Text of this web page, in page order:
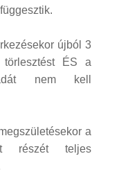
újból 3
ÉS a
nem kell
a
részét teljes